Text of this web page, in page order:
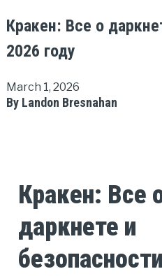
Кракен: Все о
2026 году
March 1, 2026
By Landon Bresnahan
Кракен: Все
даркнете и